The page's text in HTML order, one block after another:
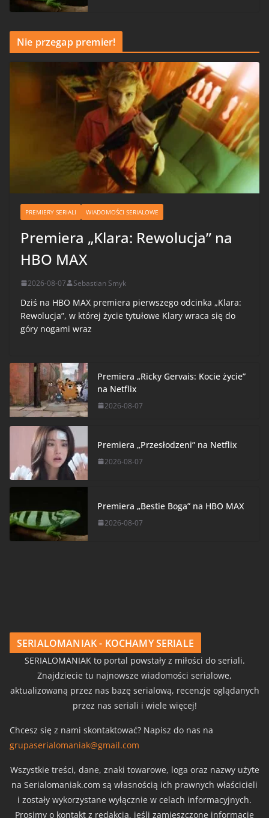
Nie przegap premier!
PREMIERY SERIALI WIADOMOŚCI SERIALOWE
Premiera „Klara: Rewolucja” na
HBO MAX
2026-08-07 Sebastian Smyk
Dziś na HBO MAX premiera pierwszego odcinka „Klara:
Rewolucja”, w której życie tytułowe Klary wraca się do
góry nogami wraz
Premiera „Ricky Gervais: Kocie życie”
na Netflix
2026-08-07
Premiera „Przesłodzeni” na Netflix
2026-08-07
Premiera „Bestie Boga” na HBO MAX
2026-08-07
SERIALOMANIAK - KOCHAMY SERIALE
SERIALOMANIAK to portal powstały z miłości do seriali.
Znajdziecie tu najnowsze wiadomości serialowe,
aktualizowaną przez nas bazę serialową, recenzje oglądanych
przez nas seriali i wiele więcej!
Chcesz się z nami skontaktować? Napisz do nas na
grupaserialomaniak@gmail.com
Wszystkie treści, dane, znaki towarowe, loga oraz nazwy użyte
na Serialomaniak.com są własnością ich prawnych właścicieli
i zostały wykorzystane wyłącznie w celach informacyjnych.
Prosimy o kontakt z redakcją, jeśli zamieszczone informacje